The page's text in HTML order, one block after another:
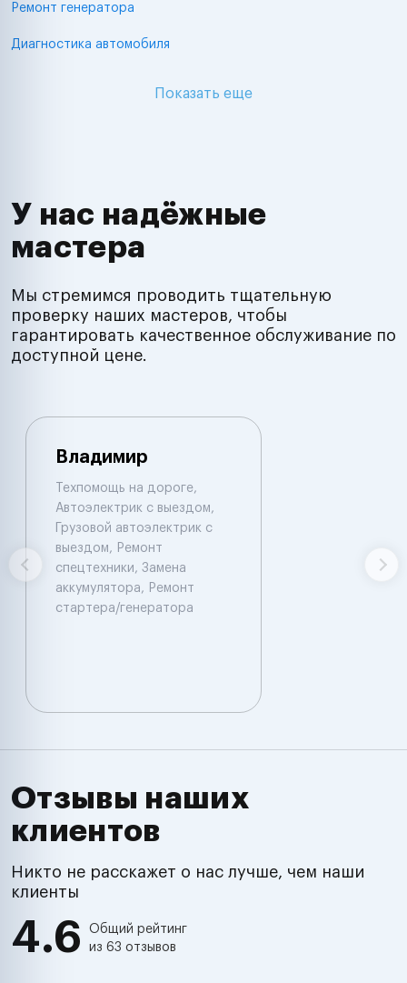
Ремонт генератора
Диагностика автомобиля
Показать еще
У нас надёжные
мастера
Мы стремимся проводить тщательную
проверку наших мастеров, чтобы
гарантировать качественное обслуживание по
доступной цене.
Владимир
Техпомощь на дороге,
Автоэлектрик с выездом,
Грузовой автоэлектрик с
выездом, Ремонт
спецтехники, Замена
аккумулятора, Ремонт
стартера/генератора
Отзывы наших
клиентов
Никто не расскажет о нас лучше, чем наши
клиенты
4.6
Общий рейтинг
из 63 отзывов